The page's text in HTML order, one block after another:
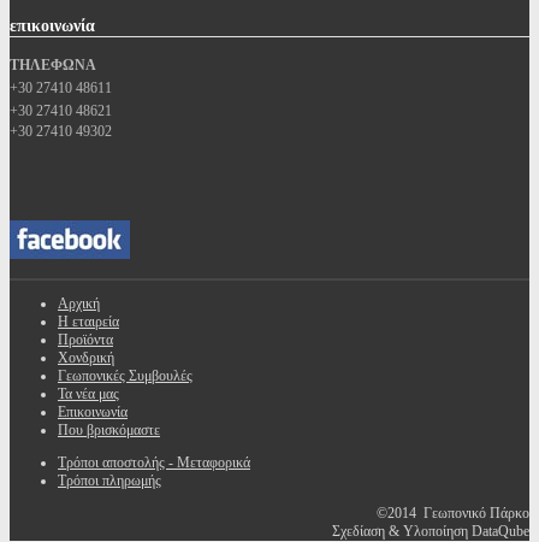
επικοινωνία
ΤΗΛΕΦΩΝΑ
+30 27410 48611
+30 27410 48621
+30 27410 49302
Αρχική
Η εταιρεία
Προϊόντα
Χονδρική
Γεωπονικές Συμβουλές
Τα νέα μας
Επικοινωνία
Που βρισκόμαστε
Τρόποι αποστολής - Μεταφορικά
Τρόποι πληρωμής
©2014 Γεωπονικό Πάρκο
Σχεδίαση & Υλοποίηση DataQube